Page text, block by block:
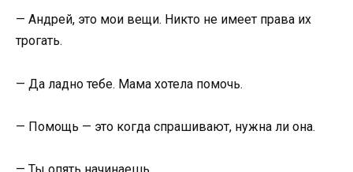
— Андрей, это мои вещи. Никто не имеет права их
трогать.
— Да ладно тебе. Мама хотела помочь.
— Помощь — это когда спрашивают, нужна ли она.